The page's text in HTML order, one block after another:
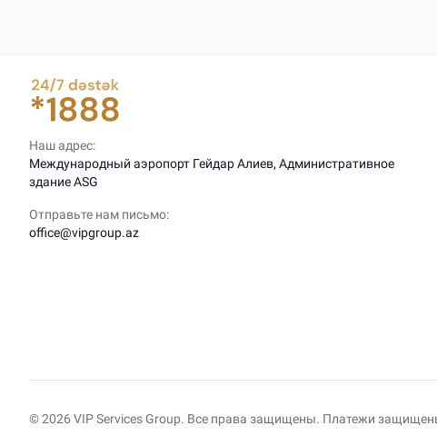
Наш адрес:
Международный аэропорт Гейдар Алиев, Административное
здание ASG
Отправьте нам письмо:
office@vipgroup.az
© 2026 VIP Services Group. Все права защищены. Платежи